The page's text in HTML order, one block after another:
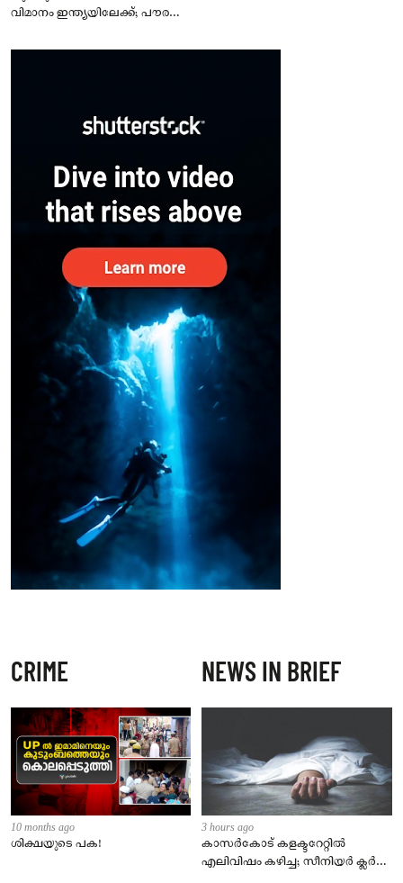
വിമാനം ഇന്ത്യയിലേക്ക്; പൗരന്മാർ
– കേന്ദ്രം
CRIME
10 months ago
ശിക്ഷയുടെ പക!
NEWS IN BRIEF
3 hours ago
കാസർകോട് കളക്ടറേറ്റിൽ
എലിവിഷം കഴിച്ച; സീനിയർ ക്ലർക്ക്